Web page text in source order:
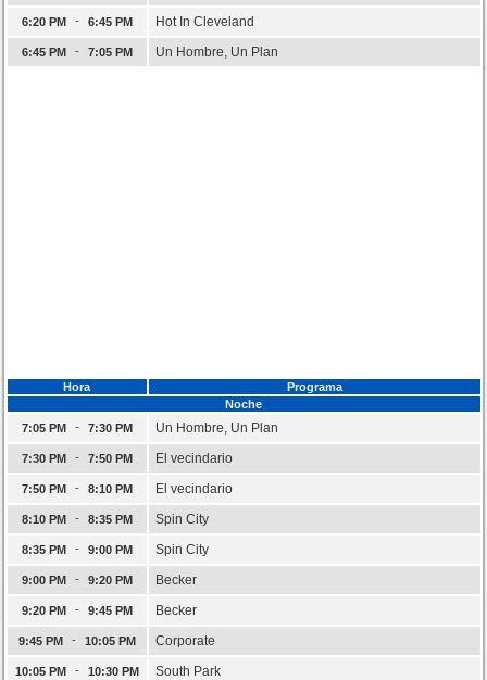
6:20 PM - 6:45 PM Hot In Cleveland
6:45 PM - 7:05 PM Un Hombre, Un Plan
Hora
Programa
Noche
7:05 PM
- 7:30 PM Un Hombre, Un Plan
7:30 PM - 7:50 PM El vecindario
7:50 PM - 8:10 PM El vecindario
8:10 PM - 8:35 PM Spin City
8:35 PM - 9:00 PM Spin City
9:00 PM - 9:20 PM Becker
9:20 PM - 9:45 PM Becker
9:45 PM - 10:05 PM Corporate
10:05 PM - 10:30 PM South Park